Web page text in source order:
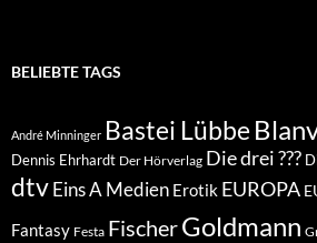
BELIEBTE TAGS
André Minninger Bastei Lübbe
Dennis Ehrhardt Der Hörverlag Die drei ???
dtvEins A Medien Erotik EUROPA
Fantasy Festa FischerGoldmann